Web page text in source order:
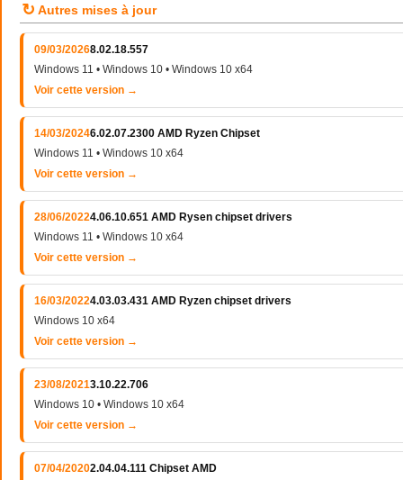
↻ Autres mises à jour
09/03/20268.02.18.557
Windows 11 • Windows 10 • Windows 10 x64
Voir cette version →
14/03/20246.02.07.2300 AMD Ryzen Chipset
Windows 11 • Windows 10 x64
Voir cette version →
28/06/20224.06.10.651 AMD Rysen chipset drivers
Windows 11 • Windows 10 x64
Voir cette version →
16/03/20224.03.03.431 AMD Ryzen chipset drivers
Windows 10 x64
Voir cette version →
23/08/20213.10.22.706
Windows 10 • Windows 10 x64
Voir cette version →
07/04/20202.04.04.111 Chipset AMD